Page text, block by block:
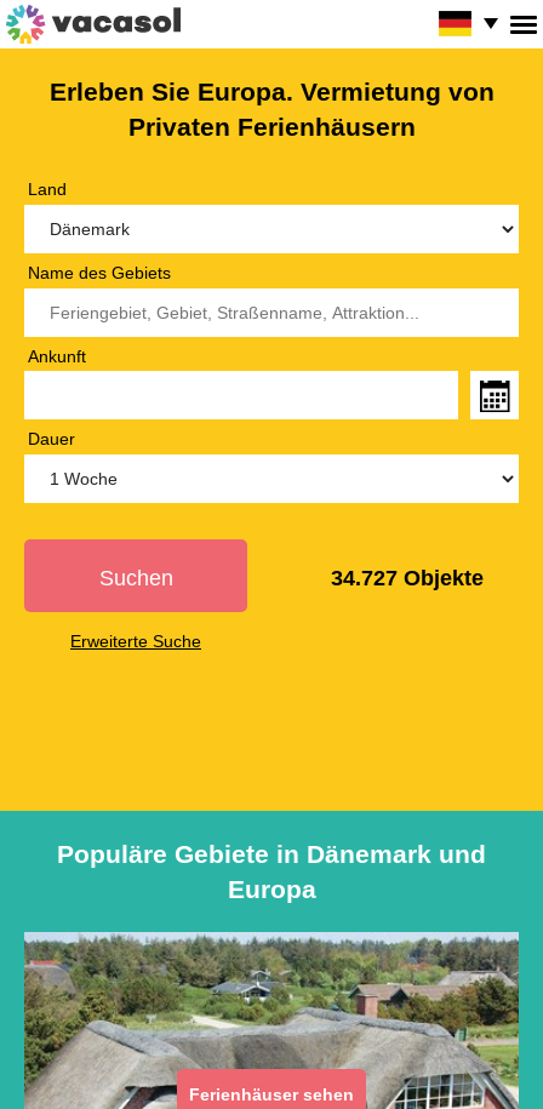
Erleben Sie Europa. Vermietung von
Privaten Ferienhäusern
Land
Name des Gebiets
Ankunft
Dauer
34.727 Objekte
Suchen
Erweiterte Suche
Populäre Gebiete in Dänemark und
Europa
Ferienhäuser sehen